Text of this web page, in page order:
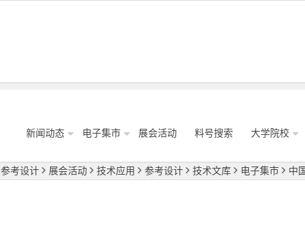
新闻动态 电子集市 展会活动 料号搜索 大学院校
参考设计 展会活动 技术应用 参考设计 技术文库 电子集市 中